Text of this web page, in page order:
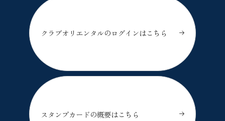
クラブオリエンタルのログインはこちら
スタンプカードの概要はこちら